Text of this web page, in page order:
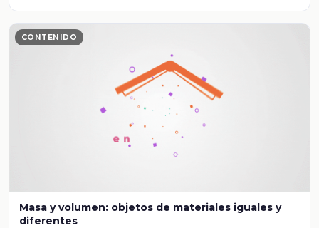
CONTENIDO
Masa y volumen: objetos de materiales iguales y
diferentes